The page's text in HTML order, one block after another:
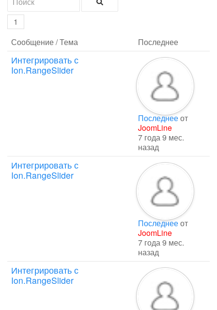
1
Сообщение / Тема
Последнее
Интегрировать с
Ion.RangeSlider
Последнееот
JoomLine
7 года 9 мес.
назад
Интегрировать с
Ion.RangeSlider
Последнееот
JoomLine
7 года 9 мес.
назад
Интегрировать с
Ion.RangeSlider